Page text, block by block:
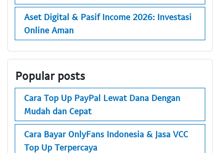
Aset Digital & Pasif Income 2026: Investasi
Online Aman
Popular posts
Cara Top Up PayPal Lewat Dana Dengan
Mudah dan Cepat
Cara Bayar OnlyFans Indonesia & Jasa VCC
Top Up Terpercaya